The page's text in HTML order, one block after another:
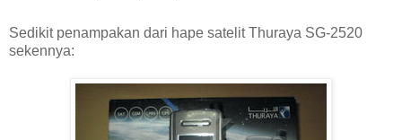
Sedikit penampakan dari hape satelit Thuraya SG-2520
sekennya: